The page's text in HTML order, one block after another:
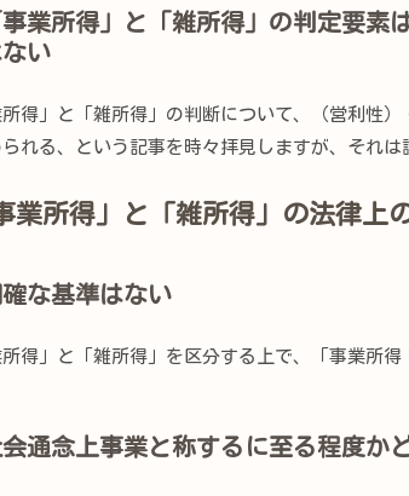
事業所得」と「雑所得」の判定要素
い
得」と「雑所得」の判断について、（営利性）
られる、という記事を時々拝見しますが、それは
業所得」と「雑所得」の法律上
確な基準はない
得」と「雑所得」を区分する上で、「事業所得
通念上事業と称するに至る程度か